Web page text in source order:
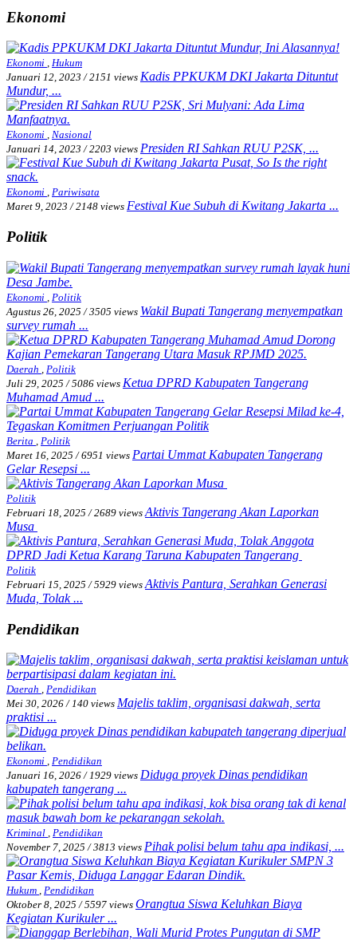
Ekonomi
Ekonomi , Hukum
Januari 12, 2023 / 2151 views Kadis PPKUKM DKI Jakarta Dituntut
Mundur, ...
Ekonomi , Nasional
Januari 14, 2023 / 2203 views Presiden RI Sahkan RUU P2SK, ...
Ekonomi , Pariwisata
Maret 9, 2023 / 2148 views Festival Kue Subuh di Kwitang Jakarta ...
Politik
Ekonomi
Politik
Agustus 26, 2025 / 3505 views Wakil Bupati Tangerang menyempatkan
survey rumah ...
Daerah
Politik
Juli 29, 2025 / 5086 views Ketua DPRD Kabupaten Tangerang
Muhamad Amud ...
Berita
Politik
Maret 16, 2025 / 6951 views Partai Ummat Kabupaten Tangerang
Gelar Resepsi ...
Politik
Februari 18, 2025 / 2689 views Aktivis Tangerang Akan Laporkan
Musa
Politik
Februari 15, 2025 / 5929 views Aktivis Pantura, Serahkan Generasi
Muda, Tolak ...
Pendidikan
Daerah , Pendidikan
Mei 30, 2026 / 140 views Majelis taklim, organisasi dakwah, serta
praktisi ...
Ekonomi , Pendidikan
Januari 16, 2026 / 1929 views Diduga proyek Dinas pendidikan
kabupateh tangerang ...
Kriminal , Pendidikan
November 7, 2025 / 3813 views Pihak polisi belum tahu apa indikasi, ...
Hukum , Pendidikan
Oktober 8, 2025 / 5597 views Orangtua Siswa Keluhkan Biaya
Kegiatan Kurikuler ...